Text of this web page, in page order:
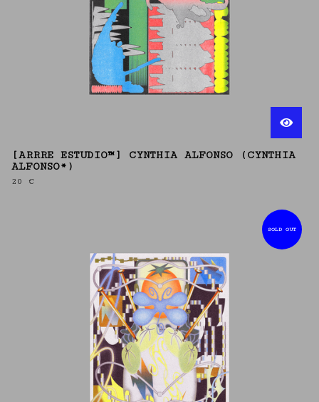
[ARRRE ESTUDIO™] CYNTHIA ALFONSO (CYNTHIA
ALFONSO*)
20 €
SOLD OUT